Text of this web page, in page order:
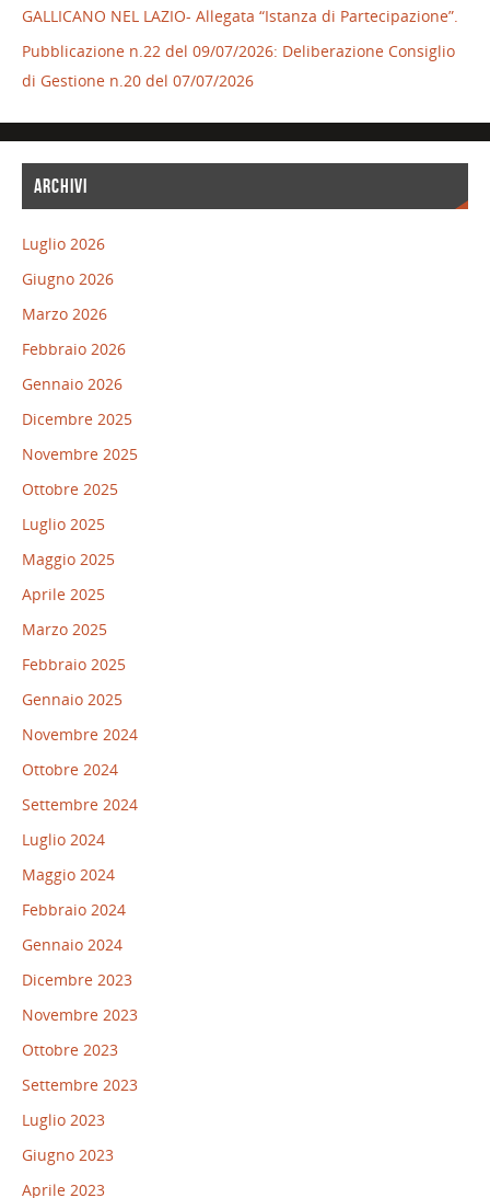
GALLICANO NEL LAZIO- Allegata “Istanza di Partecipazione”.
Pubblicazione n.22 del 09/07/2026: Deliberazione Consiglio
di Gestione n.20 del 07/07/2026
ARCHIVI
Luglio 2026
Giugno 2026
Marzo 2026
Febbraio 2026
Gennaio 2026
Dicembre 2025
Novembre 2025
Ottobre 2025
Luglio 2025
Maggio 2025
Aprile 2025
Marzo 2025
Febbraio 2025
Gennaio 2025
Novembre 2024
Ottobre 2024
Settembre 2024
Luglio 2024
Maggio 2024
Febbraio 2024
Gennaio 2024
Dicembre 2023
Novembre 2023
Ottobre 2023
Settembre 2023
Luglio 2023
Giugno 2023
Aprile 2023